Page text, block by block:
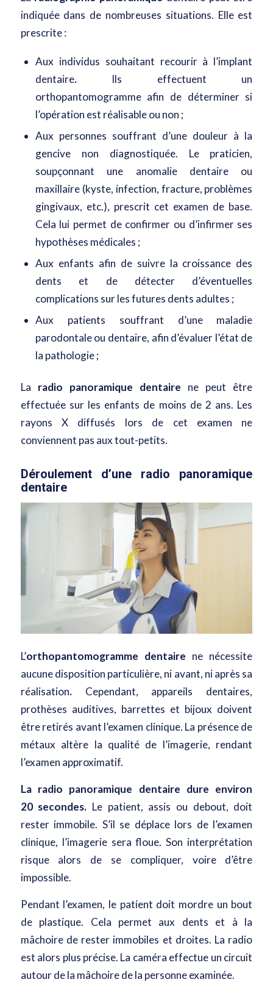
indiquée dans de nombreuses situations. Elle est
prescrite :
Aux individus souhaitant recourir à l’implant
dentaire. Ils effectuent un
orthopantomogramme afin de déterminer si
l’opération est réalisable ou non ;
Aux personnes souffrant d’une douleur à la
gencive non diagnostiquée. Le praticien,
soupçonnant une anomalie dentaire ou
maxillaire (kyste, infection, fracture, problèmes
gingivaux, etc.), prescrit cet examen de base.
Cela lui permet de confirmer ou d’infirmer ses
hypothèses médicales ;
Aux enfants afin de suivre la croissance des
dents et de détecter d’éventuelles
complications sur les futures dents adultes ;
Aux patients souffrant d’une maladie
parodontale ou dentaire, afin d’évaluer l’état de
la pathologie ;
La radio panoramique dentaire ne peut être
effectuée sur les enfants de moins de 2 ans. Les
rayons X diffusés lors de cet examen ne
conviennent pas aux tout-petits.
Déroulement d’une radio panoramique
dentaire
L’orthopantomogramme dentaire ne nécessite
aucune disposition particulière, ni avant, ni après sa
réalisation. Cependant, appareils dentaires,
prothèses auditives, barrettes et bijoux doivent
être retirés avant l’examen clinique. La présence de
métaux altère la qualité de l’imagerie, rendant
l’examen approximatif.
La radio panoramique dentaire dure environ
20 secondes. Le patient, assis ou debout, doit
rester immobile. S’il se déplace lors de l’examen
clinique, l’imagerie sera floue. Son interprétation
risque alors de se compliquer, voire d’être
impossible.
Pendant l’examen, le patient doit mordre un bout
de plastique. Cela permet aux dents et à la
mâchoire de rester immobiles et droites. La radio
est alors plus précise. La caméra effectue un circuit
autour de la mâchoire de la personne examinée.